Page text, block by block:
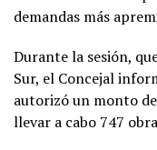
demandas más
Durante la sesión,
Sur, el Concejal
autorizó un monto
llevar a cabo 747